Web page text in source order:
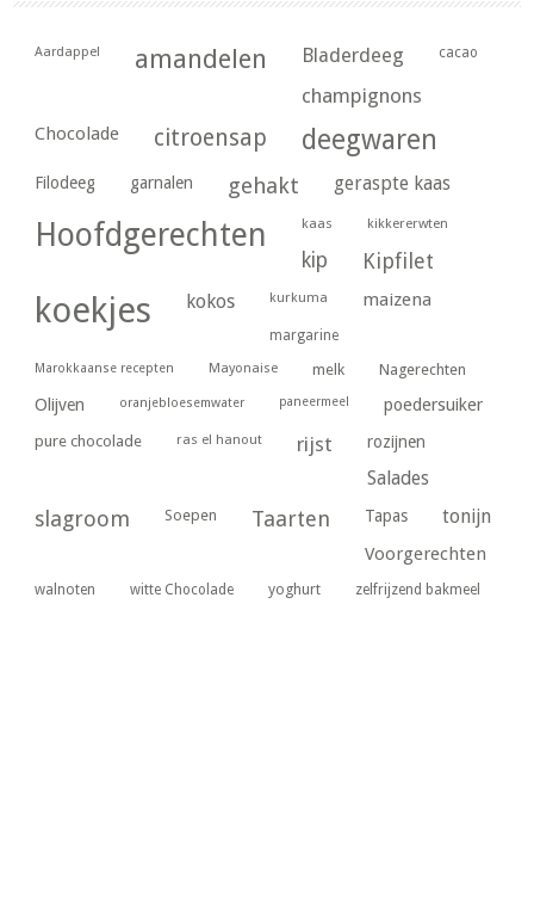
Aardappel amandelen Bladerdeeg cacao
champignons
Chocolade citroensap deegwaren
Filodeeg garnalen gehakt geraspte kaas
Hoofdgerechten kaas kikkererwten
kip Kipfilet
koekjes kokos kurkuma maizena
margarine
Marokkaanse recepten Mayonaise melk Nagerechten
Olijven oranjebloesemwater paneermeel poedersuiker
pure chocolade ras el hanout rijst rozijnen
Salades
slagroom Soepen Taarten Tapas tonijn
Voorgerechten
walnoten witte Chocolade yoghurt zelfrijzend bakmeel